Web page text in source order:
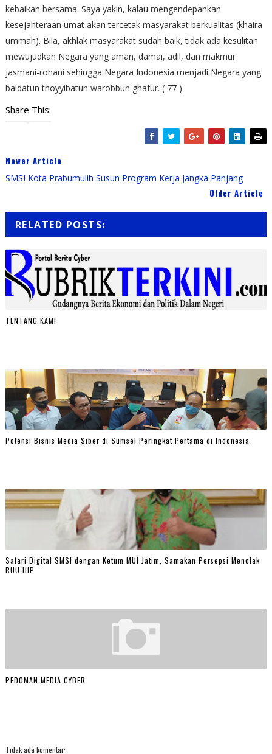
kebaikan bersama. Saya yakin, kalau mengendepankan
kesejahteraan umat akan tercetak masyarakat berkualitas (khaira
ummah). Bila, akhlak masyarakat sudah baik, tidak ada kesulitan
mewujudkan Negara yang aman, damai, adil, dan makmur
jasmani-rohani sehingga Negara Indonesia menjadi Negara yang
baldatun thoyyibatun warobbun ghafur. ( 77 )
Share This:
Newer Article
SMSI Kota Prabumulih Susun Program Kerja Jangka Panjang
Older Article
RELATED POSTS:
TENTANG KAMI
Potensi Bisnis Media Siber di Sumsel Peringkat Pertama di Indonesia
Safari Digital SMSI dengan Ketum MUI Jatim, Samakan Persepsi Menolak
RUU HIP
PEDOMAN MEDIA CYBER
Tidak ada komentar: